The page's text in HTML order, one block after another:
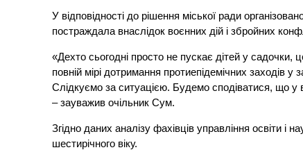
У відповідності до рішення міської ради
постраждала внаслідок воєнних дій і збройних
«Дехто сьогодні просто не пускає дітей у садочки,
повній мірі дотримання протиепідемічних заходів у
Слідкуємо за ситуацією. Будемо сподіватися, що у
– зауважив очільник Сум.
Згідно даних аналізу фахівців управління освіти і
шестирічного віку.